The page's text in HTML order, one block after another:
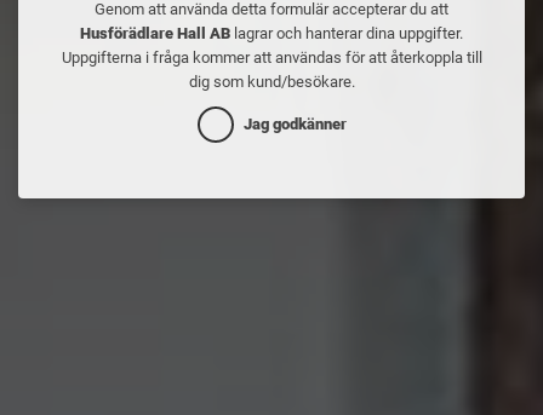
Genom att använda detta formulär accepterar du att
Husförädlare Hall AB lagrar och hanterar dina uppgifter.
Uppgifterna i fråga kommer att användas för att återkoppla till
dig som kund/besökare.
Jag godkänner